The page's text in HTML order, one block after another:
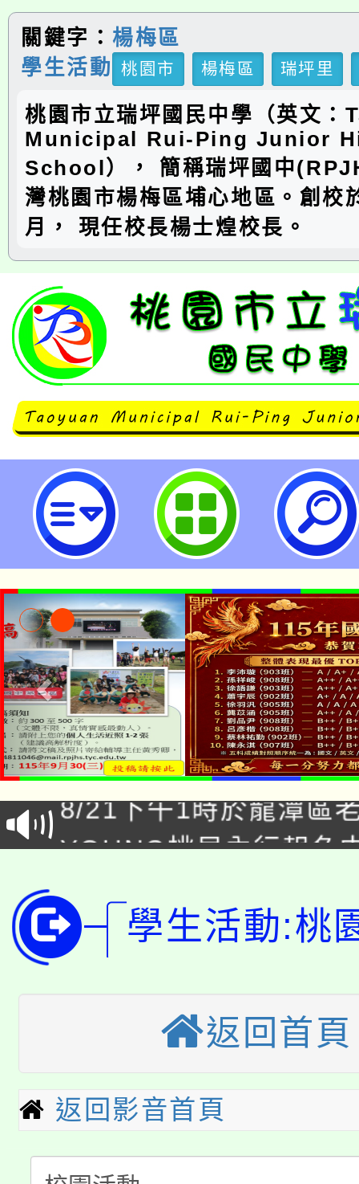
關鍵字： 楊梅區
學生活動
桃園市 楊梅區 瑞坪里
桃園市立瑞坪國民中學（英文：
Municipal Rui-Ping Junior
School）， 簡稱瑞坪國中
灣桃園市楊梅區埔心地區。創校
月， 現任校長楊士煌校長。
桃園市立瑞坪國民中學
「本色祭」8/29、30在
場熱烈登場!
8/21下午1時於龍潭區
徵才活動。
YOUNG桃局內行報名
開!
115年桃園市運動會8/
田徑場及游泳池舉行。
桃園市低收入戶享有免
半價優惠，詳情可洽有
者。
大園自造教育及科技中
份教師增能研習
大溪自造教育及科技
份教師研習
淨零綠生活教案入校路
會
115年食農教育專業人
程
「本色祭」8/29、30在
學生活動:桃
返回首頁
返回影音首頁